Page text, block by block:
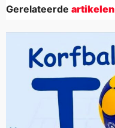
Gerelateerde artikelen